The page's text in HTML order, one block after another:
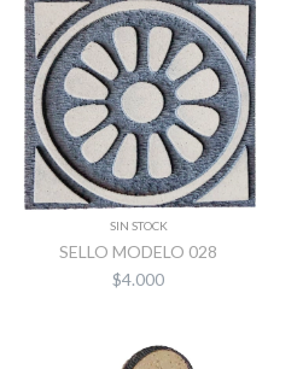
SIN STOCK
SELLO MODELO 028
$4.000